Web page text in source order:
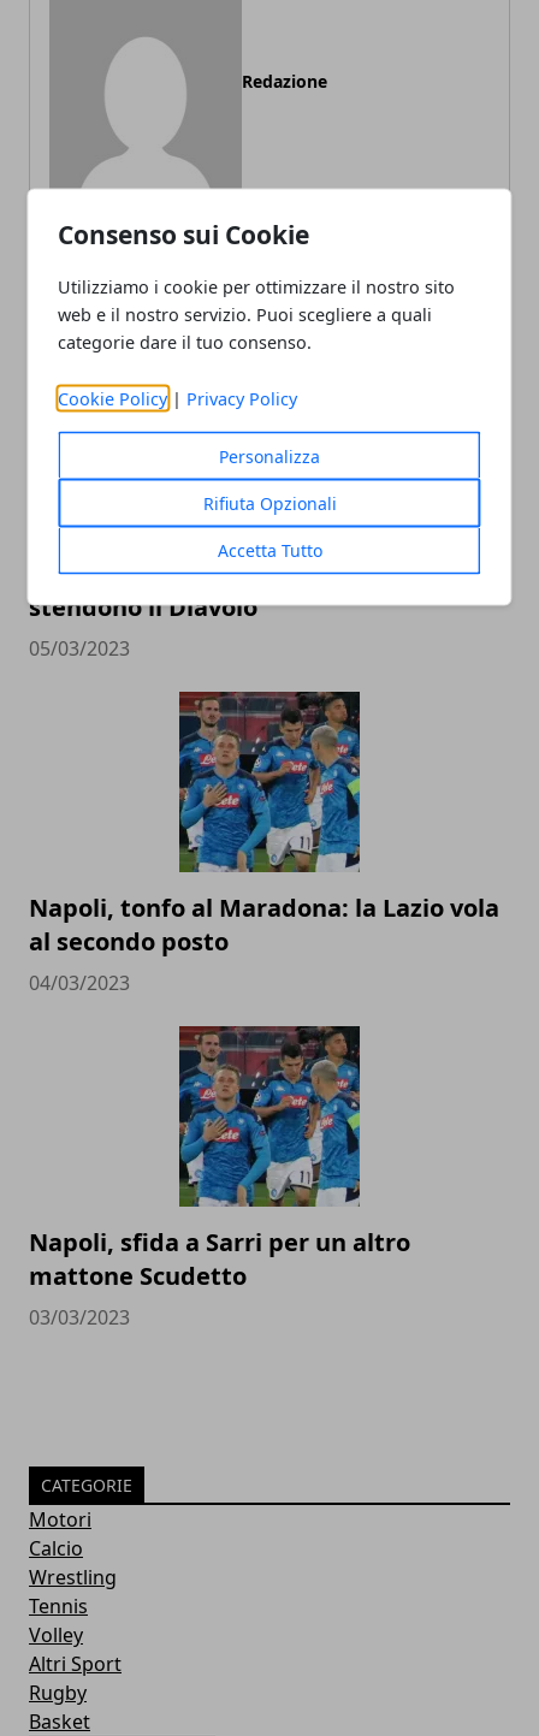
Consenso sui Cookie
Utilizziamo i cookie per ottimizzare il nostro sito
web e il nostro servizio. Puoi scegliere a quali
categorie dare il tuo consenso.
Cookie Policy | Privacy Policy
Personalizza
Rifiuta Opzionali
Accetta Tutto
Redazione
ARTICOLI CORRELATI
Milan, crollo a Firenze: Gonzalez-Jovic
stendono il Diavolo
05/03/2023
Napoli, tonfo al Maradona: la Lazio vola
al secondo posto
04/03/2023
Napoli, sfida a Sarri per un altro
mattone Scudetto
03/03/2023
CATEGORIE
Motori
Calcio
Wrestling
Tennis
Volley
Altri Sport
Rugby
Basket